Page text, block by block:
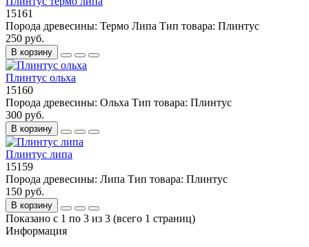
15161
Порода древесины: Термо Липа Тип товара: Плинтус
250 руб.
В корзину
Плинтус ольха
15160
Порода древесины: Ольха Тип товара: Плинтус
300 руб.
В корзину
Плинтус липа
15159
Порода древесины: Липа Тип товара: Плинтус
150 руб.
В корзину
Показано с 1 по 3 из 3 (всего 1 страниц)
Информация